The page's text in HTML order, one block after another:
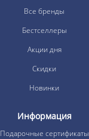
Все бренды
Бестселлеры
Акции дня
Скидки
Новинки
Информация
Подарочные сертификаты